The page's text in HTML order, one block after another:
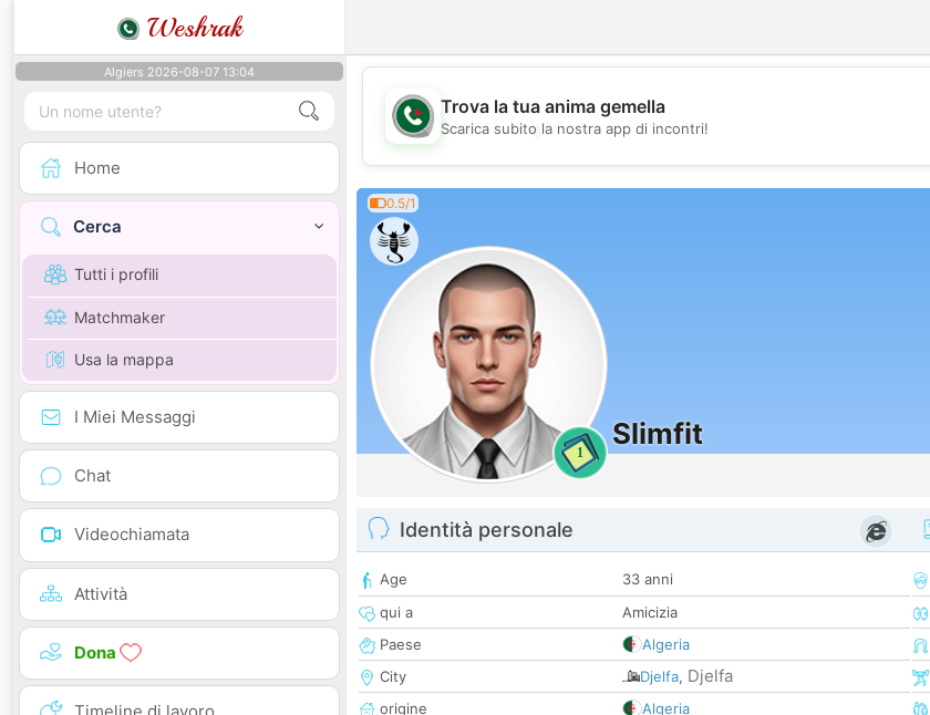
Weshrak
Algiers 2026-08-07 13:04
Home
Cerca
Tutti i profili
Matchmaker
Usa la mappa
I Miei Messaggi
Chat
Videochiamata
Attività
Dona
💖
Trova la tua anima gemella
Scarica subito la nostra app di incontri!
0.5/1
1
Slimfit
Identità personale
Age
33 anni
qui a
Amicizia
Paese
Algeria
City
Djelfa, Djelfa
origine
Algeria